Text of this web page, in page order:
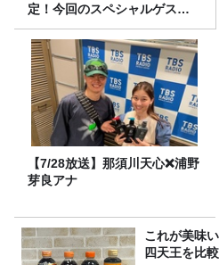
定！今回のスペシャルゲスト
は、タカアンドトシ！
【7/28放送】那須川天心❌浦野
芽良アナ
これが美味
四天王を比